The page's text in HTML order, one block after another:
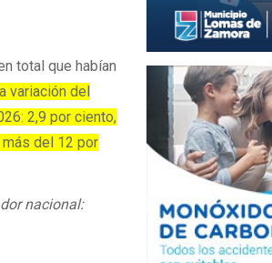
total que habían
variación del
2,9 por ciento,
del 12 por
nacional: